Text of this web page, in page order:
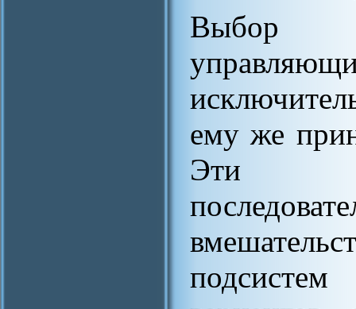
Выбор
ему же
Эти